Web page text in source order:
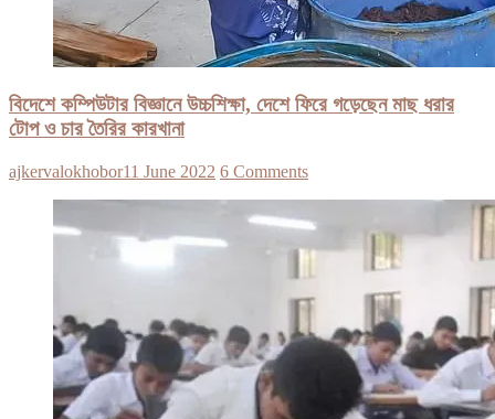
বিদেশে কম্পিউটার বিজ্ঞানে উচ্চশিক্ষা, দেশে ফিরে গড়েছেন মাছ ধরার
টোপ ও চার তৈরির কারখানা
ajkervalokhobor11 June 2022 6 Comments